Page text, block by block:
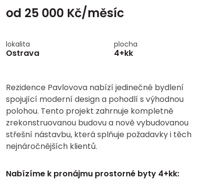
od 25 000 Kč/měsíc
lokalita
Ostrava
plocha
4+kk
Rezidence Pavlovova nabízí jedinečné bydlení
spojující moderní design a pohodlí s výhodnou
polohou. Tento projekt zahrnuje kompletně
zrekonstruovanou budovu a nově vybudovanou
střešní nástavbu, která splňuje požadavky i těch
nejnáročnějších klientů.
Nabízíme k pronájmu prostorné byty 4+kk: